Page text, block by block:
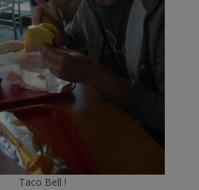
Taco Bell !